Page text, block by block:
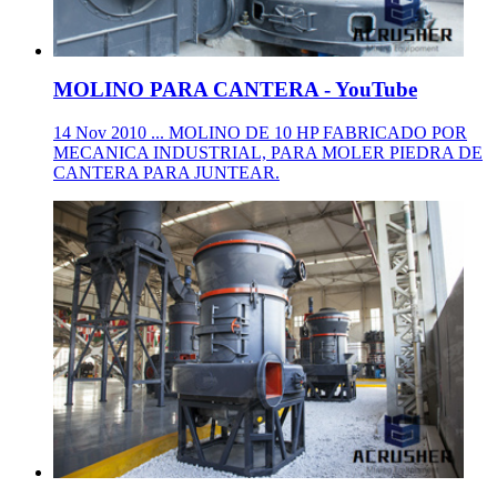
MOLINO PARA CANTERA - YouTube
14 Nov 2010 ... MOLINO DE 10 HP FABRICADO POR
MECANICA INDUSTRIAL, PARA MOLER PIEDRA DE
CANTERA PARA JUNTEAR.